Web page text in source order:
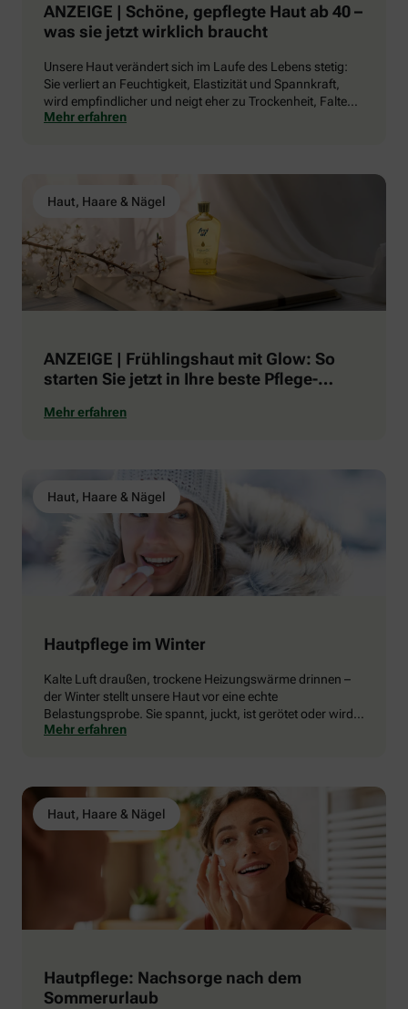
ANZEIGE | Schöne, gepflegte Haut ab 40 –
was sie jetzt wirklich braucht
Unsere Haut verändert sich im Laufe des Lebens stetig:
Sie verliert an Feuchtigkeit, Elastizität und Spannkraft,
wird empfindlicher und neigt eher zu Trockenheit, Falten
oder Pigmentveränderungen.
Mehr erfahren
Haut, Haare & Nägel
ANZEIGE | Frühlingshaut mit Glow: So
starten Sie jetzt in Ihre beste Pflege-
Mehr erfahren
Haut, Haare & Nägel
Hautpflege im Winter
Kalte Luft draußen, trockene Heizungswärme drinnen –
der Winter stellt unsere Haut vor eine echte
Belastungsprobe. Sie spannt, juckt, ist gerötet oder wird
sogar rissig. Damit es nicht so weit kommt, braucht
Mehr erfahren
Haut, Haare & Nägel
Hautpflege: Nachsorge nach dem
Sommerurlaub